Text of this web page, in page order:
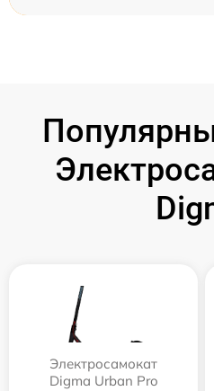
Электросамокат
Digma Urban Pro